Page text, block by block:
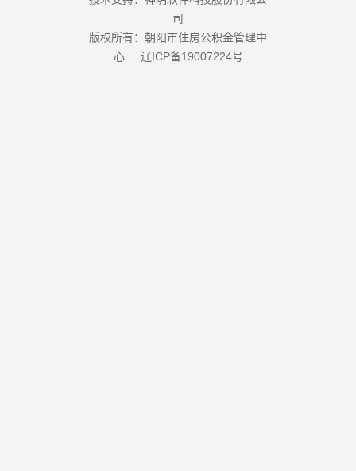
司
版权所有：朝阳市住房公积金管理中
心 辽ICP备19007224号